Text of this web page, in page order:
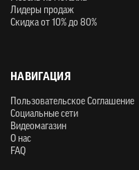
Лидеры продаж
Скидка от 10% до 80%
НАВИГАЦИЯ
Пользовательское Соглашение
Социальные сети
Видеомагазин
О нас
FAQ